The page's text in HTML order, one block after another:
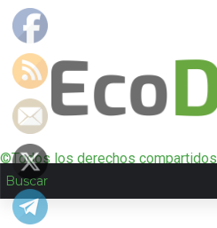
©Todos los derechos compartidos